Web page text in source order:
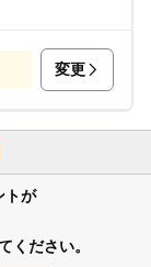
変更
トが
ください。